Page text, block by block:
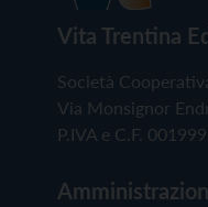
Vita Trentina
Società
Via Monsignor
P.IVA e C.F.